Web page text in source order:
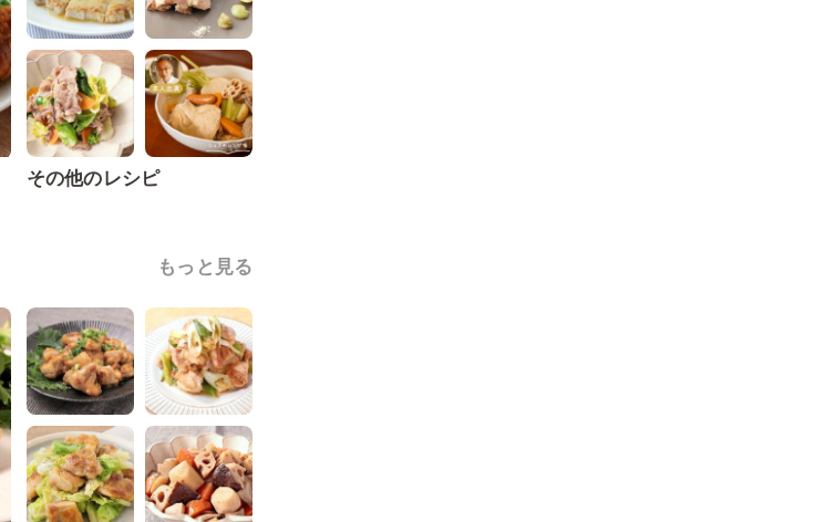
その他のレシピ
もっと見る